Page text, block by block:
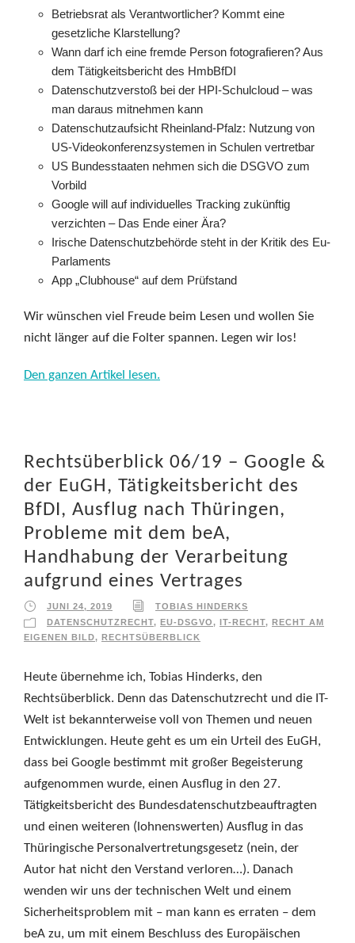
Betriebsrat als Verantwortlicher? Kommt eine
gesetzliche Klarstellung?
Wann darf ich eine fremde Person fotografieren? Aus
dem Tätigkeitsbericht des HmbBfDI
Datenschutzverstoß bei der HPI-Schulcloud – was
man daraus mitnehmen kann
Datenschutzaufsicht Rheinland-Pfalz: Nutzung von
US-Videokonferenzsystemen in Schulen vertretbar
US Bundesstaaten nehmen sich die DSGVO zum
Vorbild
Google will auf individuelles Tracking zukünftig
verzichten – Das Ende einer Ära?
Irische Datenschutzbehörde steht in der Kritik des Eu-
Parlaments
App „Clubhouse“ auf dem Prüfstand
Wir wünschen viel Freude beim Lesen und wollen Sie
nicht länger auf die Folter spannen. Legen wir los!
Den ganzen Artikel lesen.
Rechtsüberblick 06/19 – Google &
der EuGH, Tätigkeitsbericht des
BfDI, Ausflug nach Thüringen,
Probleme mit dem beA,
Handhabung der Verarbeitung
aufgrund eines Vertrages
JUNI 24, 2019
TOBIAS HINDERKS
DATENSCHUTZRECHT, EU-DSGVO, IT-RECHT, RECHT AM
EIGENEN BILD, RECHTSÜBERBLICK
Heute übernehme ich, Tobias Hinderks, den
Rechtsüberblick. Denn das Datenschutzrecht und die IT-
Welt ist bekannterweise voll von Themen und neuen
Entwicklungen. Heute geht es um ein Urteil des EuGH,
dass bei Google bestimmt mit großer Begeisterung
aufgenommen wurde, einen Ausflug in den 27.
Tätigkeitsbericht des Bundesdatenschutzbeauftragten
und einen weiteren (lohnenswerten) Ausflug in das
Thüringische Personalvertretungsgesetz (nein, der
Autor hat nicht den Verstand verloren…). Danach
wenden wir uns der technischen Welt und einem
Sicherheitsproblem mit – man kann es erraten – dem
beA zu, um mit einem Beschluss des Europäischen